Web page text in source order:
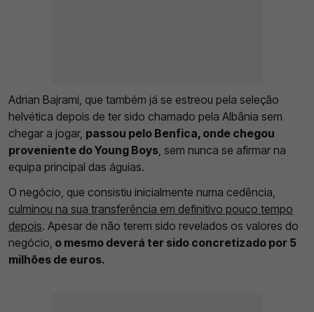
Adrian Bajrami, que também já se estreou pela seleção
helvética depois de ter sido chamado pela Albânia sem
chegar a jogar, passou pelo Benfica, onde chegou
proveniente do Young Boys, sem nunca se afirmar na
equipa principal das águias.
O negócio, que consistiu inicialmente numa cedência,
culminou na sua transferência em definitivo pouco tempo
depois. Apesar de não terem sido revelados os valores do
negócio, o mesmo deverá ter sido concretizado por 5
milhões de euros.